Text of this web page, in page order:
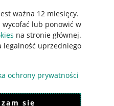
ważna 12 miesięcy.
wycofać lub ponowić w
na stronie głównej.
legalność uprzedniego
ochrony prywatności
się